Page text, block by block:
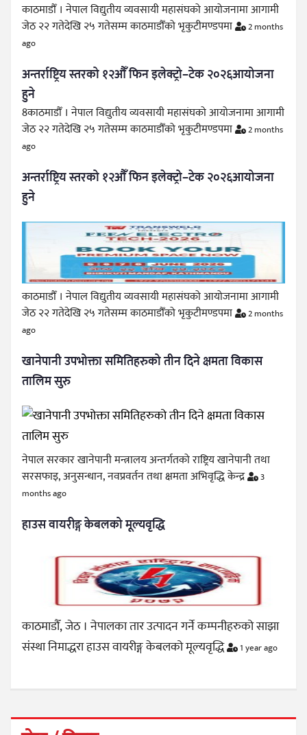
काठमाडौँ । नेपाल विद्युतीय व्यवसायी महासंघको आयोजनामा आगामी
जेठ २२ गतेदेखि २५ गतेसम्म काठमाडौँको भृकुटीमण्डपमा
2 months
ago
अन्तर्राष्ट्रिय स्तरको १२औँ फिन इलेक्ट्रो–टेक २०२६आयोजना
हुने
8काठमाडौँ । नेपाल विद्युतीय व्यवसायी महासंघको आयोजनामा आगामी
जेठ २२ गतेदेखि २५ गतेसम्म काठमाडौँको भृकुटीमण्डपमा
2 months
ago
अन्तर्राष्ट्रिय स्तरको १२औँ फिन इलेक्ट्रो–टेक २०२६आयोजना
हुने
काठमाडौँ । नेपाल विद्युतीय व्यवसायी महासंघको आयोजनामा आगामी
जेठ २२ गतेदेखि २५ गतेसम्म काठमाडौँको भृकुटीमण्डपमा
2 months
ago
खानेपानी उपभोक्ता समितिहरुको तीन दिने क्षमता विकास
तालिम सुरु
नेपाल सरकार खानेपानी मन्त्रालय अन्तर्गतको राष्ट्रिय खानेपानी तथा
सरसफाइ, अनुसन्धान, नवप्रवर्तन तथा क्षमता अभिवृद्धि केन्द्र
3
months ago
हाउस वायरीङ्ग केबलको मूल्यवृद्धि
काठमाडौँ, जेठ । नेपालका तार उत्पादन गर्ने कम्पनीहरुको साझा
संस्था निमाद्धरा हाउस वायरीङ्ग केबलको मूल्यवृद्धि
1 year ago